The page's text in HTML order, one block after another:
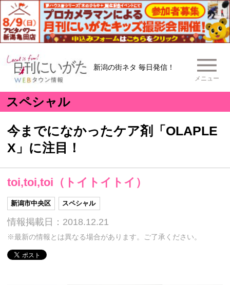
新潟の街ネタ 毎日発信！
メニュー
スペシャル
今までになかったケア剤「OLAPLE
X」に注目！
toi,toi,toi（トイトイトイ）
新潟市中央区 スペシャル
情報掲載日：2018.12.21
※最新の情報とは異なる場合があります。ご了承ください。